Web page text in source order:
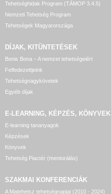
Tehetséghidak Program (TÁMOP 3.4.5)
Nemzeti Tehetség Program
Tehetségek Magyarországa
DÍJAK, KITÜNTETÉSEK
Bonis Bona – A nemzet tehetségeiért
Felfedezettjeink
Tehetségnagykövetek
Egyéb díjak
E-LEARNING, KÉPZÉS, KÖNYVEK
E-learning tananyagok
Képzések
Könyvek
Tehetség Piactér (mentorálás)
SZAKMAI KONFERENCIÁK
A Matehetsz tehetségnapjai (2010 - 2024)